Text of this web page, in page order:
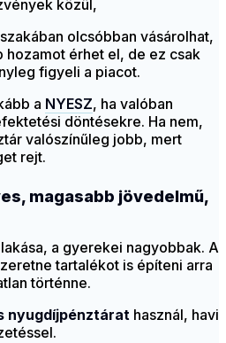
közül,
olcsóbban vásárolhat,
hozamot érhet el, de ez csak
figyeli a piacot.
a NYESZ, ha valóban
döntésekre. Ha nem,
valószínűleg jobb, mert
rejt.
magasabb jövedelmű,
a gyerekei nagyobbak. A
tartalékot is építeni arra
történne.
nyugdíjpénztárat használ, havi